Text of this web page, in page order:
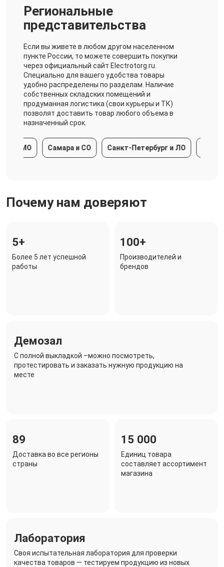
Региональные
представительства
Если вы живете в любом другом населенном
пункте России, то можете совершить покупки
через официальный сайт Electrotorg.ru.
Специально для вашего удобства товары
удобно распределены по разделам. Наличие
собственных складских помещений и
продуманная логистика (свои курьеры и ТК)
позволят доставить товар любого объема в
назначенный срок.
Самара и СО Санкт-Петербург и ЛО
Почему нам доверяют
5+
Более 5 лет успешной
работы
100+
Производителей и
брендов
Демозал
C полной выкладкой –можно посмотреть,
протестировать и заказать нужную продукцию на
месте
89
Доставка во все регионы
страны
15 000
Единиц товара
составляет ассортимент
магазина
Лаборатория
Своя испытательная лаборатория для проверки
качества товаров — тестируем продукцию из новых